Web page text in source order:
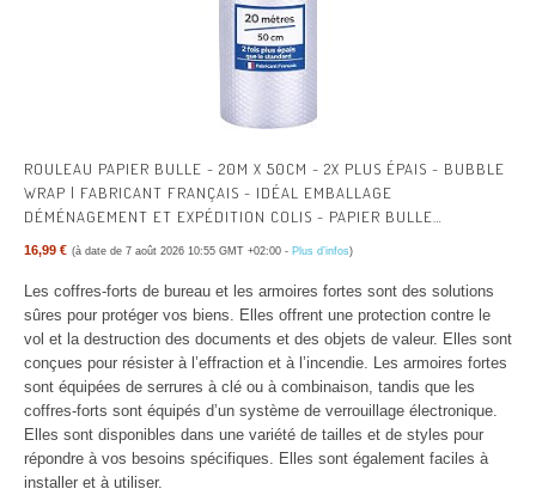
ROULEAU PAPIER BULLE - 20M X 50CM - 2X PLUS ÉPAIS - BUBBLE
WRAP | FABRICANT FRANÇAIS - IDÉAL EMBALLAGE
DÉMÉNAGEMENT ET EXPÉDITION COLIS - PAPIER BULLE
16,99 € (à date de 7 août 2026 10:55 GMT +02:00 - Plus d’infos)
Les coffres-forts de bureau et les armoires fortes sont des solutions
sûres pour protéger vos biens. Elles offrent une protection contre le
vol et la destruction des documents et des objets de valeur. Elles sont
conçues pour résister à l’effraction et à l’incendie. Les armoires fortes
sont équipées de serrures à clé ou à combinaison, tandis que les
coffres-forts sont équipés d’un système de verrouillage électronique.
Elles sont disponibles dans une variété de tailles et de styles pour
répondre à vos besoins spécifiques. Elles sont également faciles à
installer et à utiliser.